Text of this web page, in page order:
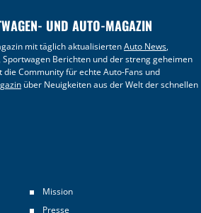
UND AUTO-MAGAZIN
mit täglich aktualisiertenAuto News,
, Sportwagen Berichten und der streng geheimen
die Community für echte Auto-Fans und
über Neuigkeiten aus der Welt der schnellen
Mission
Presse